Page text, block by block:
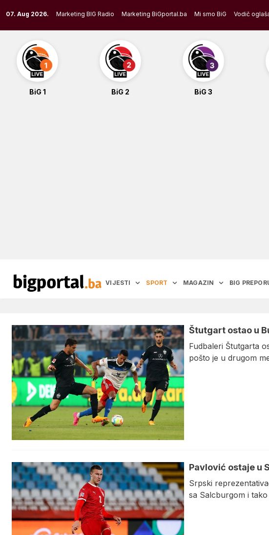
to
content
07. Aug 2026. Marketing BIG Radio Marketing BiGportal.ba Mi smo BiG Vodič
BiG 1 BiG 2 BiG 3
VIJESTI SPORT MAGAZIN BIG
Štutgart ostao u
Fudbaleri Štutgarta
pošto je u drugom
Pavlović ostaje u
Srpski
sa Salcburgom i